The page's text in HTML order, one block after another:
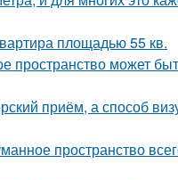
площадью 55 кв.
пространство может
приём, а способ
пространство